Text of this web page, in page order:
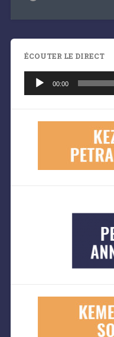
ÉCOUTER LE DIRECT
audio
00:00